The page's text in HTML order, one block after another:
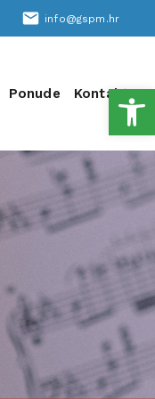
email info@gspm.hr
Ponude Kontakt